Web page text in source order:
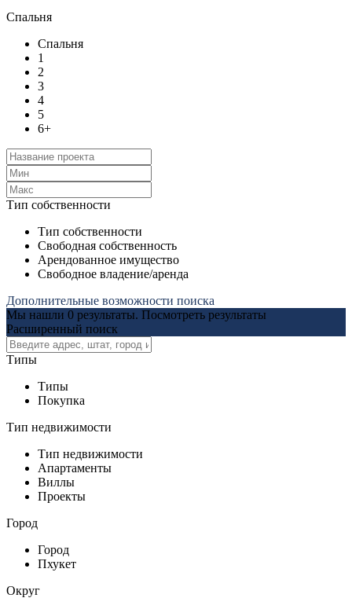
Спальня
Спальня
1
2
3
4
5
6+
Тип собственности
Тип собственности
Свободная собственность
Арендованное имущество
Свободное владение/аренда
Дополнительные возможности поиска
Мы нашли 0 результаты. Посмотреть результаты
Расширенный поиск
Типы
Типы
Покупка
Тип недвижимости
Тип недвижимости
Апартаменты
Виллы
Проекты
Город
Город
Пхукет
Округ